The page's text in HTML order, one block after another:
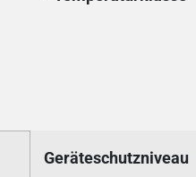
Geräteschutzniveau